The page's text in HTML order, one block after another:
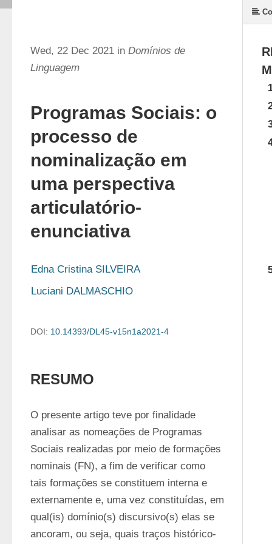
Wed, 22 Dec 2021 in Domínios de
Linguagem
Programas Sociais: o
processo de
nominalização em
uma perspectiva
articulatório-
enunciativa
Edna Cristina SILVEIRA
Luciani DALMASCHIO
DOI: 10.14393/DL45-v15n1a2021-4
RESUMO
O presente artigo teve por finalidade
analisar as nomeações de Programas
Sociais realizadas por meio de formações
nominais (FN), a fim de verificar como
tais formações se constituem interna e
externamente e, uma vez constituídas, em
qual(is) domínio(s) discursivo(s) elas se
ancoram, ou seja, quais traços histórico-